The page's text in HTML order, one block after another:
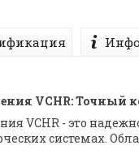
VCHR: Точный
VCHR - это
системах.